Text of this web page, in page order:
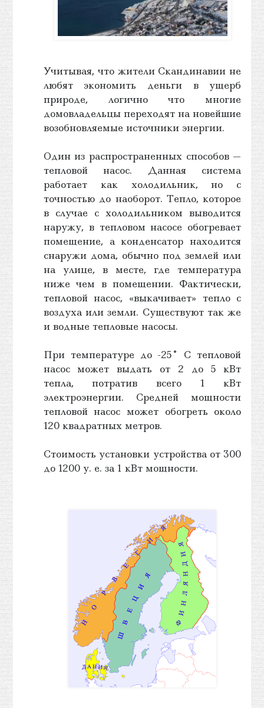
Учитывая, что жители Скандинавии не
любят экономить деньги в ущерб
природе, логично что многие
домовладельцы переходят на новейшие
возобновляемые источники энергии.
Один из распространенных способов —
тепловой насос. Данная система
работает как холодильник, но с
точностью до наоборот. Тепло, которое
в случае с холодильником выводится
наружу, в тепловом насосе обогревает
помещение, а конденсатор находится
снаружи дома, обычно под землей или
на улице, в месте, где температура
ниже чем в помещении. Фактически,
тепловой насос, «выкачивает» тепло с
воздуха или земли. Существуют так же
и водные тепловые насосы.
При температуре до -25˚ С тепловой
насос может выдать от 2 до 5 кВт
тепла, потратив всего 1 кВт
электроэнергии. Средней мощности
тепловой насос может обогреть около
120 квадратных метров.
Стоимость установки устройства от 300
до 1200 у. е. за 1 кВт мощности.